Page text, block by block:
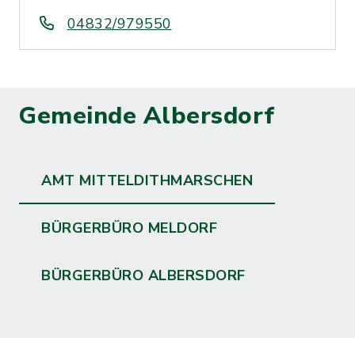
04832/979550
Gemeinde Albersdorf
AMT MITTELDITHMARSCHEN
BÜRGERBÜRO MELDORF
BÜRGERBÜRO ALBERSDORF